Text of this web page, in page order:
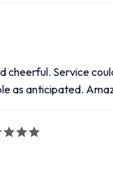
cheerful. Service
as anticipated.